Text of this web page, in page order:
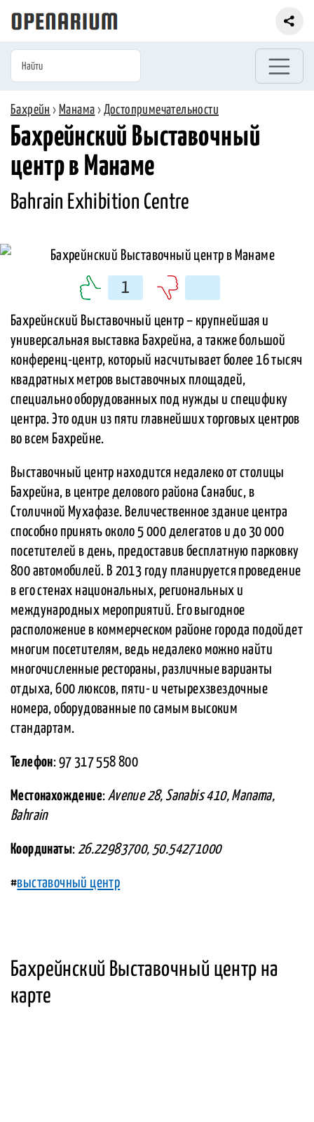
Бахрейн › Манама › Достопримечательности
Бахрейнский Выставочный
центр в Манаме
Bahrain Exhibition Centre
1
Бахрейнский Выставочный центр – крупнейшая и
универсальная выставка Бахрейна, а также большой
конференц-центр, который насчитывает более 16 тысяч
квадратных метров выставочных площадей,
специально оборудованных под нужды и специфику
центра. Это один из пяти главнейших торговых центров
во всем Бахрейне.
Выставочный центр находится недалеко от столицы
Бахрейна, в центре делового района Санабис, в
Столичной Мухафазе. Величественное здание центра
способно принять около 5 000 делегатов и до 30 000
посетителей в день, предоставив бесплатную парковку
800 автомобилей. В 2013 году планируется проведение
в его стенах национальных, региональных и
международных мероприятий. Его выгодное
расположение в коммерческом районе города подойдет
многим посетителям, ведь недалеко можно найти
многочисленные рестораны, различные варианты
отдыха, 600 люксов, пяти- и четырехзвездочные
номера, оборудованные по самым высоким
стандартам.
Телефон: 97 317 558 800
Местонахождение: Avenue 28, Sanabis 410, Manama,
Bahrain
Координаты: 26.22983700, 50.54271000
#выставочный центр
Бахрейнский Выставочный центр на
карте